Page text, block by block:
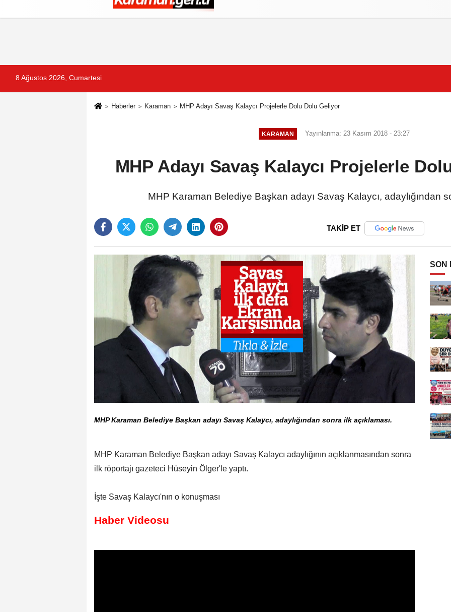
Künye İletişim Çerez Politikası
8 Ağustos 2026, Cumartesi
Haberler Karaman MHP Adayı Savaş Kalaycı Projelerle Dolu Dolu Geliyor
KARAMAN Yayınlanma: 23 Kasım 2018 - 23:27
MHP Adayı Savaş Kalaycı Projelerle
MHP Karaman Belediye Başkan adayı Savaş Kalaycı, adaylığından
TAKİP ET
MHP Karaman Belediye Başkan adayı Savaş Kalaycı, adaylığından sonra ilk açıklaması.
MHP Karaman Belediye Başkan adayı Savaş Kalaycı adaylığının açıklanmasından sonra
ilk röportajı gazeteci Hüseyin Ölger'le yaptı.
İşte Savaş Kalaycı'nın o konuşması
Haber Videosu
SON